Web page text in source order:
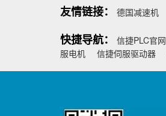
友情链接： 德国减速机
快捷导航： 信捷PLC官网
服电机
信捷伺服驱动器